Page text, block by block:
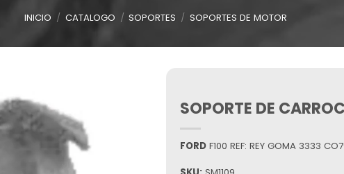
INICIO / CATALOGO / SOPORTES / SOPORTES DE MOTOR
SOPORTE DE
FORD F100 REF: REY GOMA 3333